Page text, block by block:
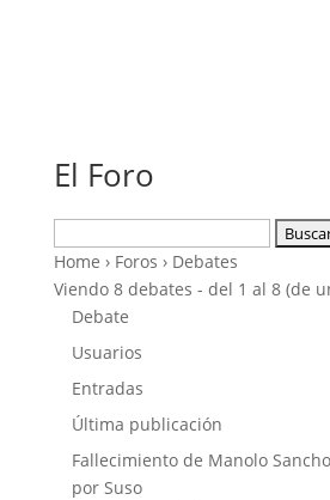
El Foro
Home › Foros › Debates
Viendo 8 debates - del 1 al 8 (de
Debate
Usuarios
Entradas
Última publicación
Fallecimiento de Manolo
por Suso